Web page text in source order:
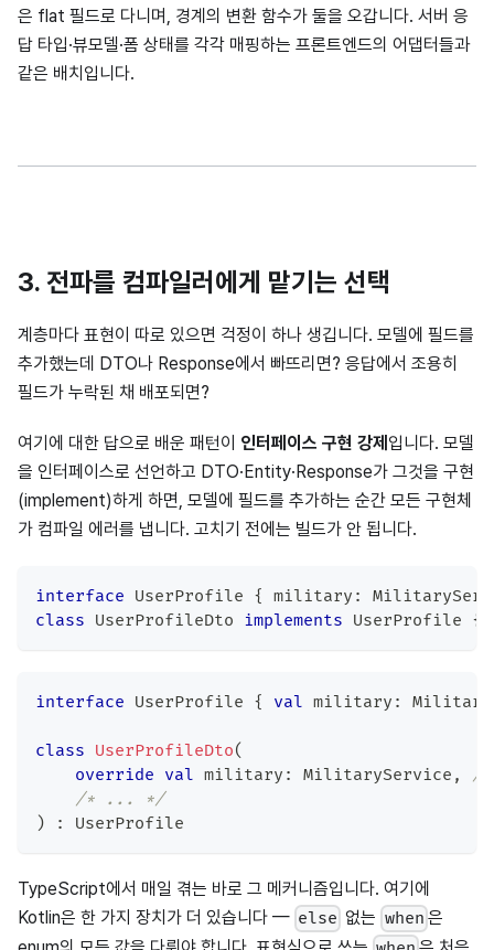
은 flat 필드로 다니며, 경계의 변환 함수가 둘을 오갑니다. 서버 응
답 타입·뷰모델·폼 상태를 각각 매핑하는 프론트엔드의 어댑터들과
같은 배치입니다.
3. 전파를 컴파일러에게 맡기는 선택
계층마다 표현이 따로 있으면 걱정이 하나 생깁니다. 모델에 필드를
추가했는데 DTO나 Response에서 빠뜨리면? 응답에서 조용히
필드가 누락된 채 배포되면?
여기에 대한 답으로 배운 패턴이 인터페이스 구현 강제 입니다. 모델
을 인터페이스로 선언하고 DTO·Entity·Response가 그것을 구현
(implement)하게 하면, 모델에 필드를 추가하는 순간 모든 구현체
가 컴파일 에러를 냅니다. 고치기 전에는 빌드가 안 됩니다.
interface UserProfile { military :
class
UserProfileDto implements UserProfile {
interface UserProfile { val military :
class UserProfileDto(
override
val military : MilitaryService ,
//
/* ... */
)
: UserProfile
TypeScript에서 매일 겪는 바로 그 메커니즘입니다. 여기에
Kotlin은 한 가지 장치가 더 있습니다 — else 없는 when 은